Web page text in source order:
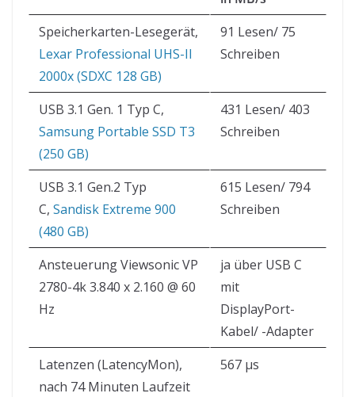
Speicherkarten-Lesegerät,
Lexar Professional UHS-II
2000x (SDXC 128 GB)
91 Lesen/ 75
Schreiben
USB 3.1 Gen. 1 Typ C,
Samsung Portable SSD T3
(250 GB)
431 Lesen/ 403
Schreiben
USB 3.1 Gen.2 Typ
C, Sandisk Extreme 900
(480 GB)
615 Lesen/ 794
Schreiben
Ansteuerung Viewsonic VP
2780-4k 3.840 x 2.160 @ 60
Hz
ja über USB C
mit
DisplayPort-
Kabel/ -Adapter
Latenzen (LatencyMon),
nach 74 Minuten Laufzeit
567 µs